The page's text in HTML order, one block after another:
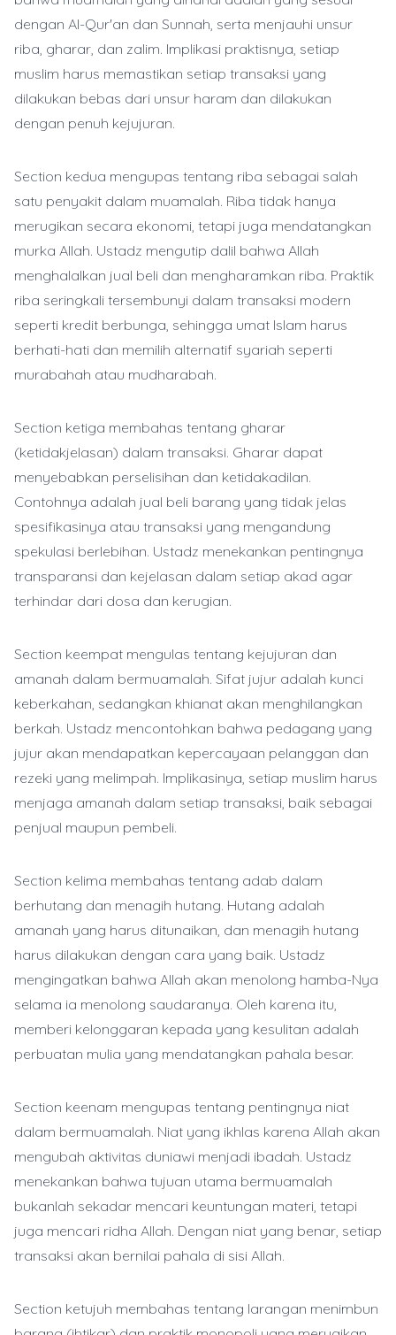
dengan Al-Qur'an dan Sunnah, serta menjauhi unsur
riba, gharar, dan zalim. Implikasi praktisnya, setiap
muslim harus memastikan setiap transaksi yang
dilakukan bebas dari unsur haram dan dilakukan
dengan penuh kejujuran.
Section kedua mengupas tentang riba sebagai salah
satu penyakit dalam muamalah. Riba tidak hanya
merugikan secara ekonomi, tetapi juga mendatangkan
murka Allah. Ustadz mengutip dalil bahwa Allah
menghalalkan jual beli dan mengharamkan riba. Praktik
riba seringkali tersembunyi dalam transaksi modern
seperti kredit berbunga, sehingga umat Islam harus
berhati-hati dan memilih alternatif syariah seperti
murabahah atau mudharabah.
Section ketiga membahas tentang gharar
(ketidakjelasan) dalam transaksi. Gharar dapat
menyebabkan perselisihan dan ketidakadilan.
Contohnya adalah jual beli barang yang tidak jelas
spesifikasinya atau transaksi yang mengandung
spekulasi berlebihan. Ustadz menekankan pentingnya
transparansi dan kejelasan dalam setiap akad agar
terhindar dari dosa dan kerugian.
Section keempat mengulas tentang kejujuran dan
amanah dalam bermuamalah. Sifat jujur adalah kunci
keberkahan, sedangkan khianat akan menghilangkan
berkah. Ustadz mencontohkan bahwa pedagang yang
jujur akan mendapatkan kepercayaan pelanggan dan
rezeki yang melimpah. Implikasinya, setiap muslim harus
menjaga amanah dalam setiap transaksi, baik sebagai
penjual maupun pembeli.
Section kelima membahas tentang adab dalam
berhutang dan menagih hutang. Hutang adalah
amanah yang harus ditunaikan, dan menagih hutang
harus dilakukan dengan cara yang baik. Ustadz
mengingatkan bahwa Allah akan menolong hamba-Nya
selama ia menolong saudaranya. Oleh karena itu,
memberi kelonggaran kepada yang kesulitan adalah
perbuatan mulia yang mendatangkan pahala besar.
Section keenam mengupas tentang pentingnya niat
dalam bermuamalah. Niat yang ikhlas karena Allah akan
mengubah aktivitas duniawi menjadi ibadah. Ustadz
menekankan bahwa tujuan utama bermuamalah
bukanlah sekadar mencari keuntungan materi, tetapi
juga mencari ridha Allah. Dengan niat yang benar, setiap
transaksi akan bernilai pahala di sisi Allah.
Section ketujuh membahas tentang larangan menimbun